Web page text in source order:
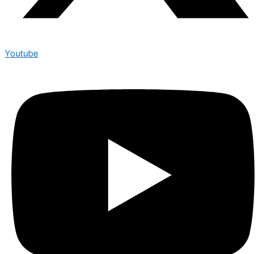
Youtube